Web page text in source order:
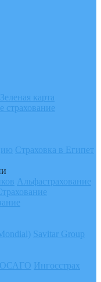
Зеленая карта
страхование
Страховка в Египет
Альфастрахование
Savitar Group
ОСАГО Ингосстрах